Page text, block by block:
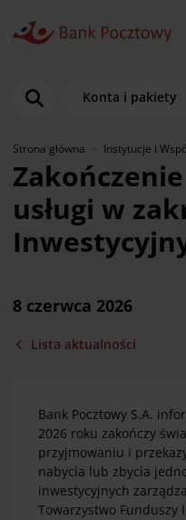
Konta i pakiety
Strona główna Instytucje i
usługi w
8 czerwca 2026
Lista aktualności
Bank Pocztowy S.A.
2026 roku zakończy
przyjmowaniu i
nabycia lub zbycia
inwestycyjnych
Towarzystwo Funduszy